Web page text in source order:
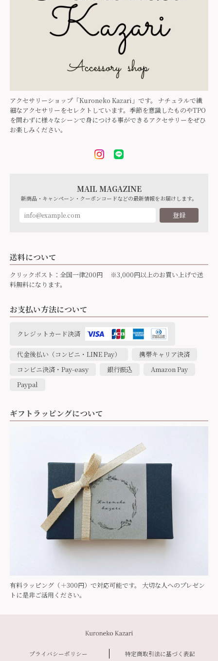
アクセサリーショップ「Kuroneko Kazari」です。 ナチュラルで繊
細なアクセサリーをセレクトしています。季節を意識したものやTPO
を問わずに様々なシーンで身につける事ができるアクセサリーをぜひ
お楽しみください。
MAIL MAGAZINE
新商品・キャンペーン・クーポンコードなどの最新情報をお届けします。
登録
送料について
クリックポスト：全国一律200円 ※3,000円以上のお買い上げで送
料無料になります。
お支払い方法について
クレジットカード決済
代金後払い（コンビニ・LINE Pay）
携帯キャリア決済
コンビニ決済・Pay-easy
銀行振込
Amazon Pay
Paypal
ギフトラッピングについて
有料ラッピング（＋300円）で対応可能です。 大切な人へのプレゼン
トに是非ご活用ください。
プライバシーポリシー 特定商取引法に基づく表記